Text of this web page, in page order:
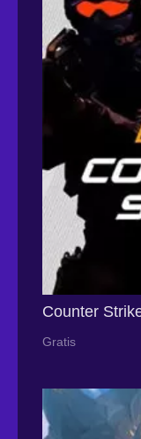
Counter
Gratis